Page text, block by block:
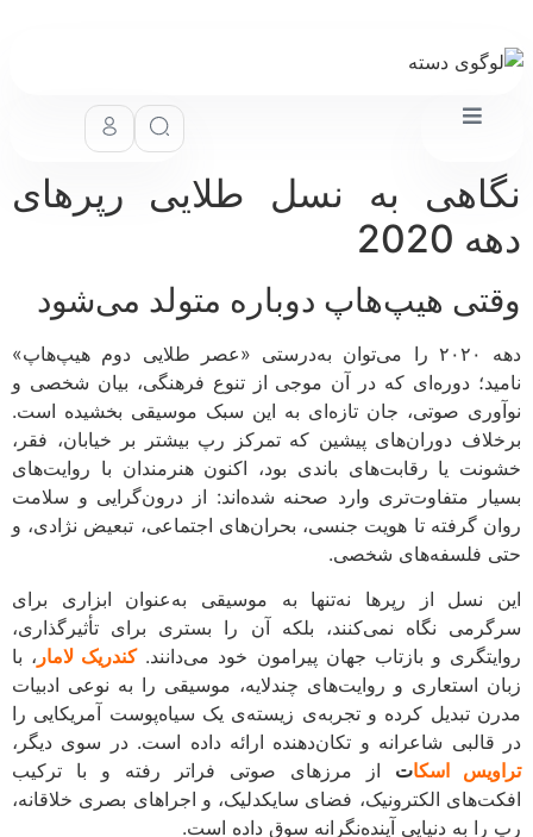
به نسل طلایی رپرهای
هیپ‌هاپ دوباره متولد می‌شود
دهه ۲۰۲۰ را می‌توان به‌درستی «عصر طلایی دوم هیپ‌هاپ»
دوره‌ای که در آن موجی از تنوع فرهنگی، بیان شخصی و
صوتی، جان تازه‌ای به این سبک موسیقی بخشیده است.
دوران‌های پیشین که تمرکز رپ بیشتر بر خیابان، فقر،
یا رقابت‌های باندی بود، اکنون هنرمندان با روایت‌های
متفاوت‌تری وارد صحنه شده‌اند: از درون‌گرایی و سلامت
گرفته تا هویت جنسی، بحران‌های اجتماعی، تبعیض نژادی، و
فلسفه‌های شخصی.
نسل از رپرها نه‌تنها به موسیقی به‌عنوان ابزاری برای
نگاه نمی‌کنند، بلکه آن را بستری برای تأثیرگذاری،
و بازتاب جهان پیرامون خود می‌دانند.کندریک لامار، با
استعاری و روایت‌های چندلایه، موسیقی را به نوعی ادبیات
تبدیل کرده و تجربه‌ی زیسته‌ی یک سیاه‌پوست آمریکایی را
شاعرانه و تکان‌دهنده ارائه داده است. در سوی دیگر،
اسکاتاز مرزهای صوتی فراتر رفته و با ترکیب
الکترونیک، فضای سایکدلیک، و اجراهای بصری خلاقانه،
به دنیایی آینده‌نگرانه سوق داده است.